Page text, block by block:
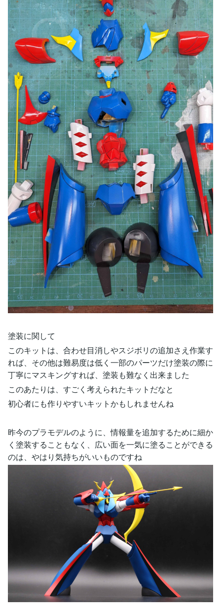
塗装に関して
このキットは、合わせ目消しやスジボリの追加さえ作業す
れば、その他は難易度は低く一部のパーツだけ塗装の際に
丁寧にマスキングすれば、塗装も難なく出来ました
このあたりは、すごく考えられたキットだなと
初心者にも作りやすいキットかもしれませんね
昨今のプラモデルのように、情報量を追加するために細か
く塗装することもなく、広い面を一気に塗ることができる
のは、やはり気持ちがいいものですね